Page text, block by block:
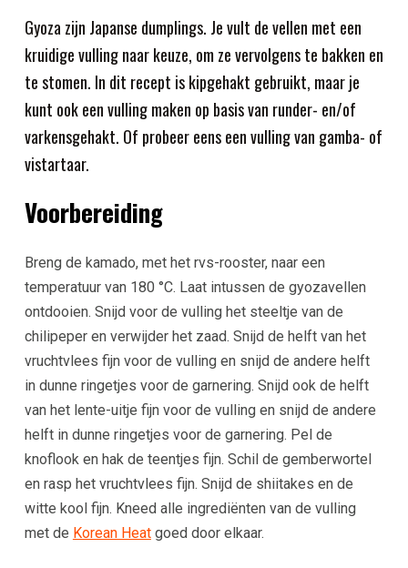
Gyoza zijn Japanse dumplings. Je vult de vellen met een
kruidige vulling naar keuze, om ze vervolgens te bakken en
te stomen. In dit recept is kipgehakt gebruikt, maar je
kunt ook een vulling maken op basis van runder- en/of
varkensgehakt. Of probeer eens een vulling van gamba- of
vistartaar.
Voorbereiding
Breng de kamado, met het rvs-rooster, naar een
temperatuur van 180 °C. Laat intussen de gyozavellen
ontdooien. Snijd voor de vulling het steeltje van de
chilipeper en verwijder het zaad. Snijd de helft van het
vruchtvlees fijn voor de vulling en snijd de andere helft
in dunne ringetjes voor de garnering. Snijd ook de helft
van het lente-uitje fijn voor de vulling en snijd de andere
helft in dunne ringetjes voor de garnering. Pel de
knoflook en hak de teentjes fijn. Schil de gemberwortel
en rasp het vruchtvlees fijn. Snijd de shiitakes en de
witte kool fijn. Kneed alle ingrediënten van de vulling
met de Korean Heatgoed door elkaar.